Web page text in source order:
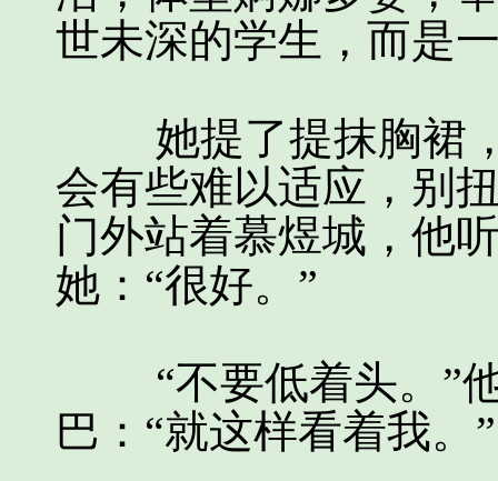
世未深的学生，而是
她提了提抹胸裙，
会有些难以适应，别
门外站着慕煜城，他
她：“很好。”
“不要低着头。”他
巴：“就这样看着我。”